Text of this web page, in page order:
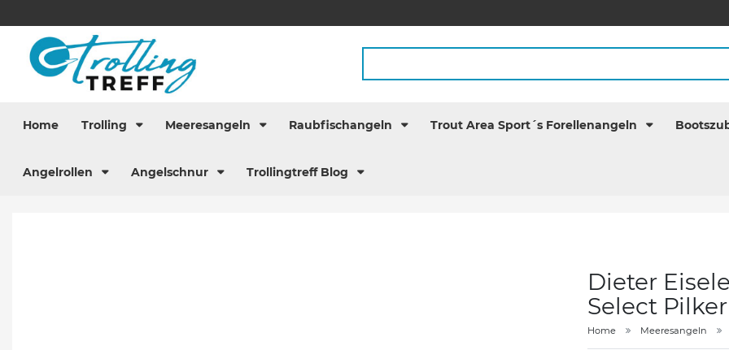
Home Trolling Meeresangeln Raubfischangeln Trout Area Sport´s Forellenangeln
Angelrollen Angelschnur Trollingtreff Blog
Dieter
Select
Home Meeresangeln